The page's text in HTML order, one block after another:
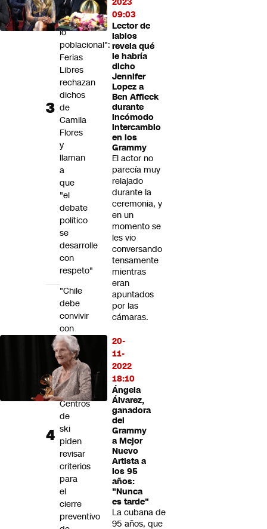
09:03
Lector de
labios
revela qué
le habría
dicho
Jennifer
Lopez a
Ben Affleck
durante
incómodo
intercambio
en los
Grammy
El actor no
parecía muy
relajado
durante la
ceremonia, y
en un
momento se
les vio
conversando
tensamente
mientras
eran
apuntados
por las
cámaras.
20-
11-
2022
18:10
Ángela
Álvarez,
ganadora
del
Grammy
a Mejor
Nuevo
Artista a
los 95
años:
"Nunca
es tarde"
La cubana de
95 años, que
le
salió
lo
poblacional":
Ferias
Libres
rechazan
dichos
de
Camila
Flores
y
llaman
a
que
"el
debate
político
se
desarrolle
con
respeto"
"Chile
debe
convivir
con
la
nieve
y
no
paralizarse":
Centros
de
ski
piden
revisar
criterios
para
el
cierre
preventivo